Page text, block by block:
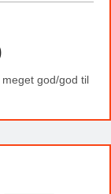
god/god til